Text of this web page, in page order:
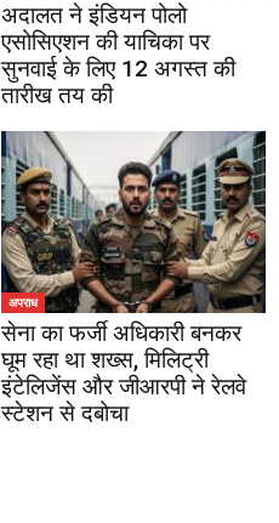
अदालत ने इंडियन पोलो
एसोसिएशन की याचिका पर
सुनवाई के लिए 12 अगस्त की
तारीख तय की
अपराध
सेना का फर्जी अधिकारी बनकर
घूम रहा था शख्स, मिलिट्री
इंटेलिजेंस और जीआरपी ने रेलवे
स्टेशन से दबोचा